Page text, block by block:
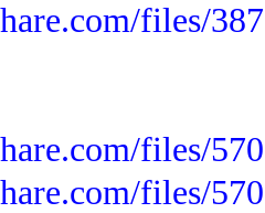
files/
files/
files/